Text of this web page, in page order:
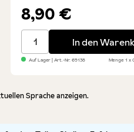
5 Sternen
8,90 €
Spritz – alkoholfreier
In den
Auf Lager| Art.-Nr:65138 Menge1 x
Sprache anzeigen.